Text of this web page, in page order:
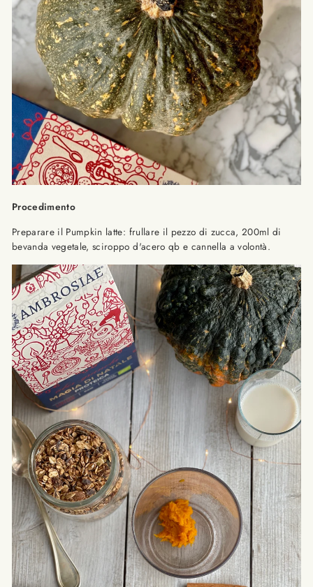
Procedimento
Preparare il Pumpkin latte: frullare il pezzo di zucca, 200ml di
bevanda vegetale, sciroppo d'acero qb e cannella a volontà.